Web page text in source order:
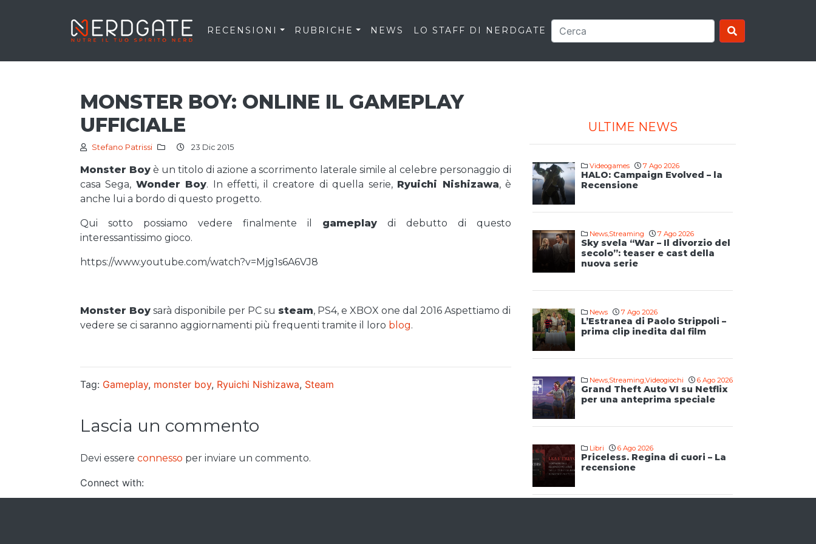
RECENSIONI RUBRICHE NEWS LO STAFF DI NERDGATE
MONSTER BOY: ONLINE IL GAMEPLAY
UFFICIALE
Stefano Patrissi 23 Dic 2015
Monster Boy è un titolo di azione a scorrimento laterale simile al celebre personaggio di
casa Sega, Wonder Boy. In effetti, il creatore di quella serie, Ryuichi Nishizawa, è
anche lui a bordo di questo progetto.
Qui sotto possiamo vedere finalmente il gameplay di debutto di questo
interessantissimo gioco.
https://www.youtube.com/watch?v=Mjg1s6A6VJ8
Monster Boy sarà disponibile per PC su steam, PS4, e XBOX one dal 2016 Aspettiamo di
vedere se ci saranno aggiornamenti più frequenti tramite il loro blog.
Tag: Gameplay, monster boy, Ryuichi Nishizawa, Steam
Lascia un commento
Devi essere connesso per inviare un commento.
Connect with:
ULTIME NEWS
Videogames 7 Ago 2026
HALO: Campaign Evolved – la
Recensione
News,Streaming 7 Ago 2026
Sky svela “War – Il divorzio del
secolo”: teaser e cast della
nuova serie
News 7 Ago 2026
L’Estranea di Paolo Strippoli –
prima clip inedita dal film
News,Streaming,Videogiochi 6 Ago 2026
Grand Theft Auto VI su Netflix
per una anteprima speciale
Libri 6 Ago 2026
Priceless. Regina di cuori – La
recensione